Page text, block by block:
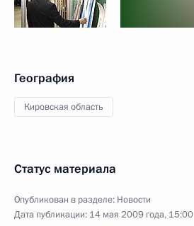
География
Кировская область
Статус материала
Опубликован в разделе: Новости
Дата публикации: 14 мая 2009 года, 15:00